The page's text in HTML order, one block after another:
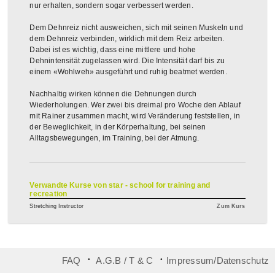
nur erhalten, sondern sogar verbessert werden.
Dem Dehnreiz nicht ausweichen, sich mit seinen Muskeln und
dem Dehnreiz verbinden, wirklich mit dem Reiz arbeiten.
Dabei ist es wichtig, dass eine mittlere und hohe
Dehnintensität zugelassen wird. Die Intensität darf bis zu
einem «Wohlweh» ausgeführt und ruhig beatmet werden.
Nachhaltig wirken können die Dehnungen durch
Wiederholungen. Wer zwei bis dreimal pro Woche den Ablauf
mit Rainer zusammen macht, wird Veränderung feststellen, in
der Beweglichkeit, in der Körperhaltung, bei seinen
Alltagsbewegungen, im Training, bei der Atmung.
Verwandte Kurse von star - school for training and
recreation
Stretching Instructor Zum Kurs
FAQ ᛫ A.G.B / T & C ᛫ Impressum/Datenschutz